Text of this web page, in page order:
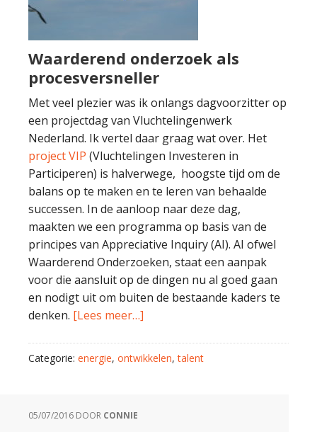
Waarderend onderzoek als
procesversneller
Met veel plezier was ik onlangs dagvoorzitter op
een projectdag van Vluchtelingenwerk
Nederland. Ik vertel daar graag wat over. Het
project VIP (Vluchtelingen Investeren in
Participeren) is halverwege, hoogste tijd om de
balans op te maken en te leren van behaalde
successen. In de aanloop naar deze dag,
maakten we een programma op basis van de
principes van Appreciative Inquiry (AI). AI ofwel
Waarderend Onderzoeken, staat een aanpak
voor die aansluit op de dingen nu al goed gaan
en nodigt uit om buiten de bestaande kaders te
denken. [Lees meer…]
Categorie: energie, ontwikkelen,talent
05/07/2016 DOOR CONNIE